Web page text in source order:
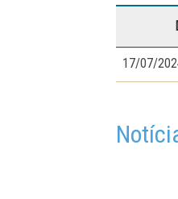
17/07/